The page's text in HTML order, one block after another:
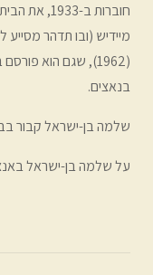
מיידיש (ובו תדהר מסייע
(1962), שגם הוא
בנאצים.
שלמה בן-ישראל קבור
על שלמה בן-ישראל